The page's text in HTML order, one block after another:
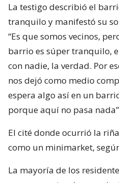
La testigo describió el
tranquilo y manifestó su
“Es que somos vecinos,
barrio es súper tranquilo,
con nadie, la verdad. Por
nos dejó como medio
espera algo así en un
porque aquí no pasa
El cité donde ocurrió la
como un minimarket,
La mayoría de los